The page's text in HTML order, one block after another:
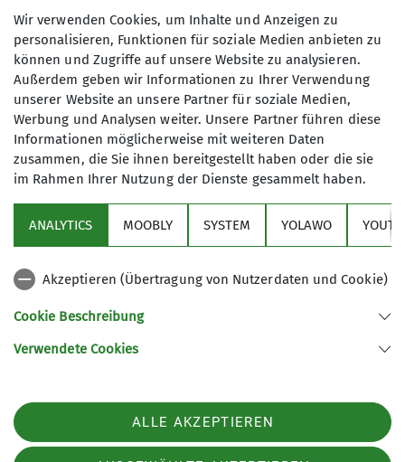
KulTourgruppe
Die KulTourwandergruppe verbindet
das Wandern mit einem kulturellen
Ereignis, wobei sich die Schwerpunkte
auch schon mal verlagern dürfen.
Unsere Ziele liegen oft im Ruhrgebiet,
Radius von etwa 50 km um Duisburg.
Außer am Wochenende starten wir
Woche.
Mehrmals im Jahr unternehmen wir
Umgebung. Die Anreise erfolgt dann
Gruppenmitglieder bereiten die
Touren vor. Zusätzlich finden vor Ort
oftmals fachkundige Führungen statt
Sektion
Service
Sektion Duisburg des Deutschen Alpenvereins e.V.
Telefon +49203428120
Wir verwenden Cookies, um Inhalte und Anzeigen zu
personalisieren, Funktionen für soziale Medien anbieten zu
können und Zugriffe auf unsere Website zu analysieren.
Außerdem geben wir Informationen zu Ihrer Verwendung
unserer Website an unsere Partner für soziale Medien,
Werbung und Analysen weiter. Unsere Partner führen diese
Informationen möglicherweise mit weiteren Daten
zusammen, die Sie ihnen bereitgestellt haben oder die sie
im Rahmen Ihrer Nutzung der Dienste gesammelt haben.
ANALYTICS MOOBLY SYSTEM YOLAWO
Akzeptieren (Übertragung von Nutzerdaten und Cookie)
Cookie Beschreibung
Verwendete Cookies
ALLE AKZEPTIEREN